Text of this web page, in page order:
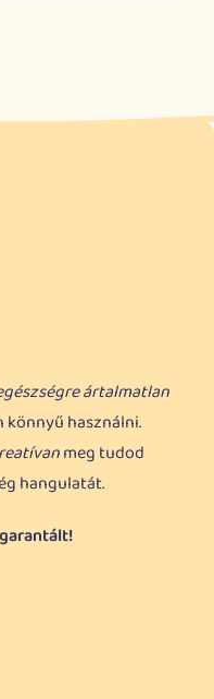
ártalmatlan
könnyű használni.
meg tudod
hangulatát.